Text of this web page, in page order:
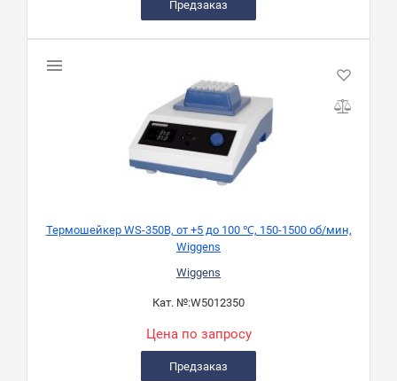
Предзаказ
Термошейкер WS-350B, от +5 до 100 ℃, 150-1500 об/мин,
Wiggens
Wiggens
Кат. №:W5012350
Цена по запросу
Предзаказ